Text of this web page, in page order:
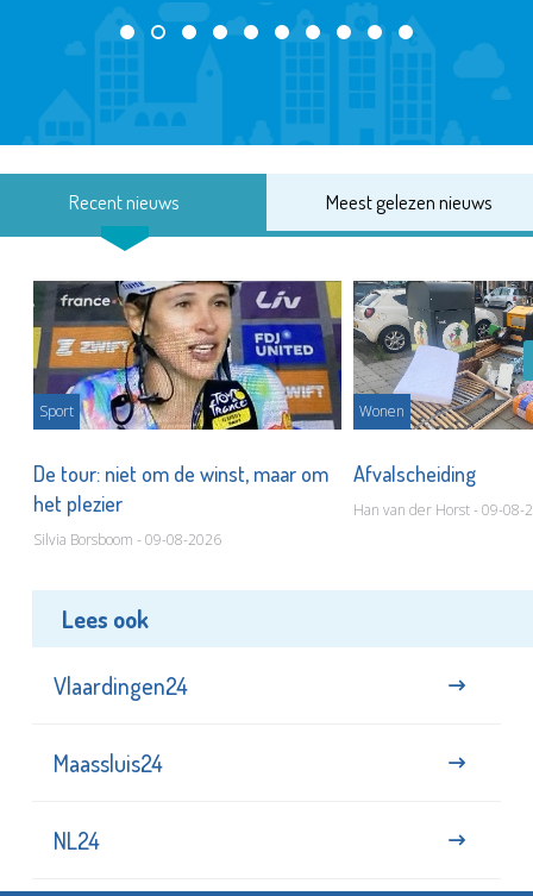
Recent nieuws Meest gelezen nieuws
Sport
De tour: niet om de winst, maar om
het plezier
Silvia Borsboom - 09-08-2026
Wonen
Afvalscheiding
Han van der Horst - 09-08-
Lees ook
Vlaardingen24
Maassluis24
NL24